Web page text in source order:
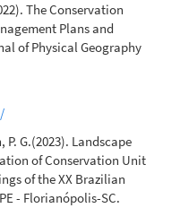
The Conservation
Plans and
of Physical Geography
P. G.(2023). Landscape
of Conservation Unit
of the XX Brazilian
- Florianópolis-SC.